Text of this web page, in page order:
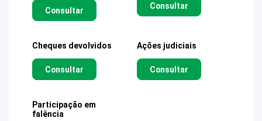
Consultar Consultar
Cheques devolvidos
Consultar
Ações judiciais
Consultar
Participação em
falência